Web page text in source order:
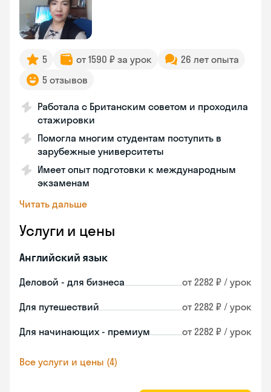
5 от 1590 ₽ за урок
26 лет опыта
5 отзывов
Работала с Британским советом и проходила
стажировки
Помогла многим студентам поступить в
зарубежные университеты
Имеет опыт подготовки к международным
экзаменам
Читать дальше
Услуги и цены
Английский язык
Деловой - для бизнеса от 2282 ₽ / урок
Для путешествий от 2282 ₽ / урок
Для начинающих - премиум от 2282 ₽ / урок
Все услуги и цены (4)